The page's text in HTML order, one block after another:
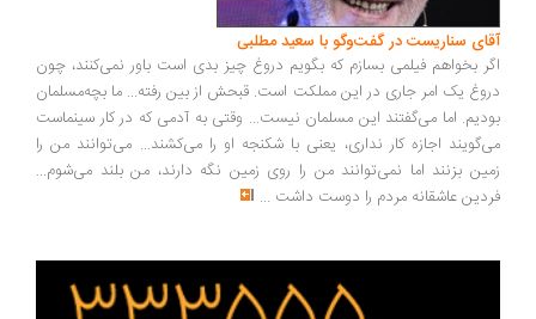
سناریست در گفت‌وگو با سعید مطلبی
بخواهم فیلمی بسازم که بگویم دروغ چیز بدی است باور نمی‌کنند، چون
یک امر جاری در این مملکت است. قبحش از بین رفته... ما بچه‌مسلمان
اما می‌گفتند این مسلمان نیست... وقتی به آدمی که در کار سینماست
اجازه کار نداری، یعنی با شکنجه او را می‌کشند... می‌توانند من را
بزنند اما نمی‌توانند من را روی زمین نگه دارند، من بلند می‌شوم...
عاشقانه مردم را دوست داشت ...